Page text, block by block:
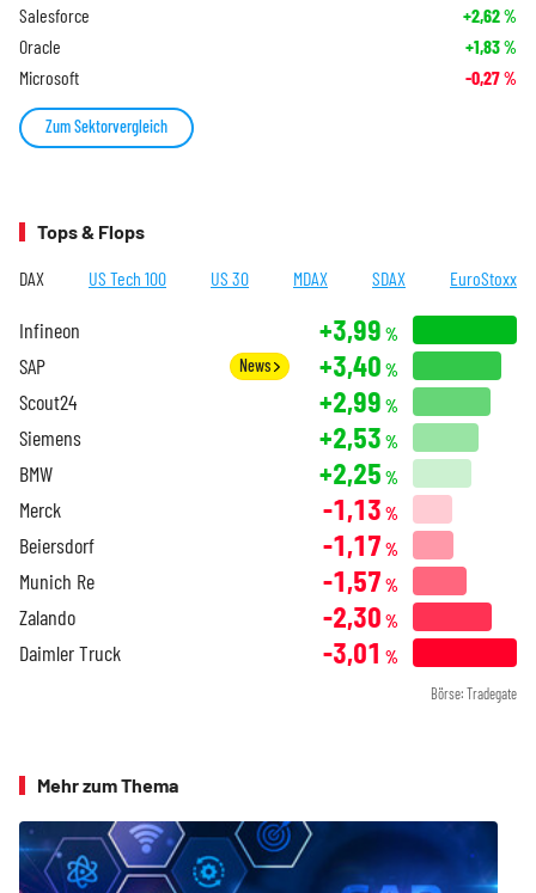
Salesforce +2,62%
Oracle +1,83%
Microsoft -0,27%
Zum Sektorvergleich
Tops & Flops
DAX US Tech 100 US 30 MDAX SDAX EuroStoxx
Infineon +3,99 %
SAP News +3,40 %
Scout24 +2,99 %
Siemens +2,53 %
BMW +2,25 %
Merck -1,13 %
Beiersdorf -1,17 %
Munich Re -1,57 %
Zalando -2,30 %
Daimler Truck -3,01 %
Börse: Tradegate
Mehr zum Thema